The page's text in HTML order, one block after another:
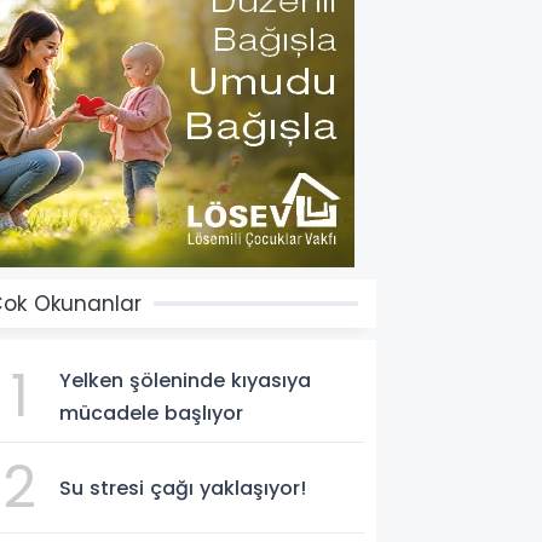
Okunanlar
1
Yelken şöleninde kıyasıya
mücadele başlıyor
2 Su stresi çağı yaklaşıyor!